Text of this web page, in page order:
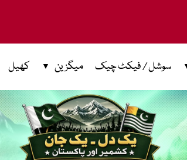
سوشل / فیکٹ چیک میگزین کھیل